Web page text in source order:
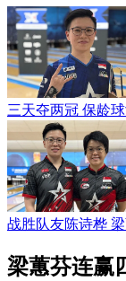
三天夺两冠 保龄
战胜队友陈诗桦
梁蕙芬连赢